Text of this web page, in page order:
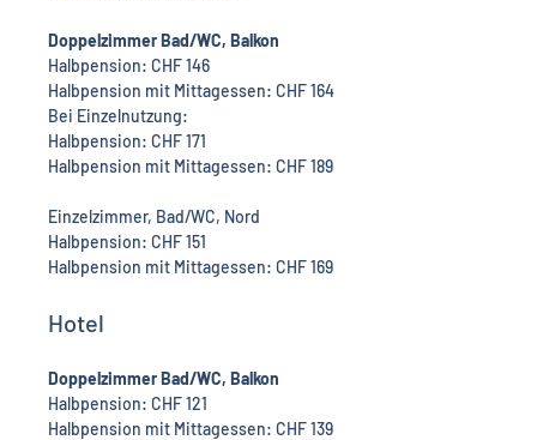
Doppelzimmer Bad/WC, Balkon
Halbpension: CHF 146
Halbpension mit Mittagessen: CHF 164
Bei Einzelnutzung:
Halbpension: CHF 171
Halbpension mit Mittagessen: CHF 189
Einzelzimmer, Bad/WC, Nord
Halbpension: CHF 151
Halbpension mit Mittagessen: CHF 169
Hotel
Doppelzimmer Bad/WC, Balkon
Halbpension: CHF 121
Halbpension mit Mittagessen: CHF 139